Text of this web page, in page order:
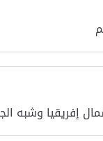
إفريقيا وشبه